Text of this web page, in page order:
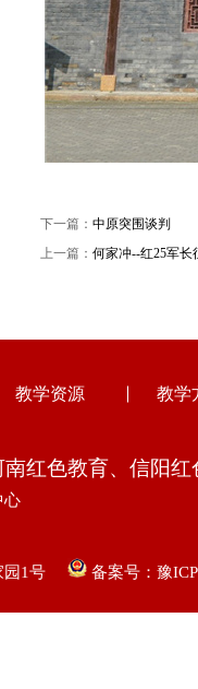
下一篇： 中原突围谈判
上一篇： 何家冲--红25军长
教学资源 教学
红色教育、信阳
心
园1号 备案号： 豫